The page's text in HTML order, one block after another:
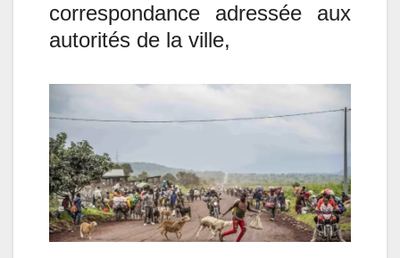
correspondance adressée aux
autorités de la ville,